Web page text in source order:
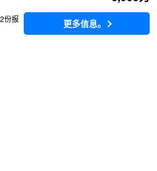
份报 更多信息。